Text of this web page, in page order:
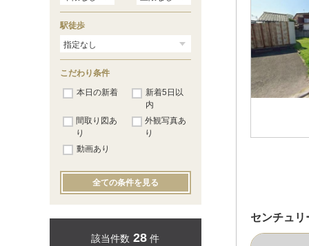
センチュ
駅徒歩
こだわり条件
本日の新着
新着5日以
内
間取り図あ
り
外観写真あ
り
動画あり
全ての条件を見る
該当件数 28 件